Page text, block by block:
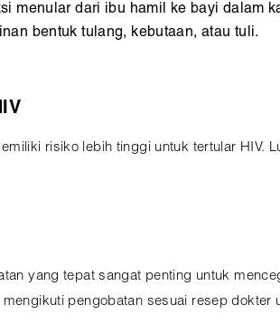
menular dari ibu hamil ke bayi dalam
bentuk tulang, kebutaan, atau tuli.
risiko lebih tinggi untuk tertular HIV.
yang tepat sangat penting untuk
pengobatan sesuai resep dokter